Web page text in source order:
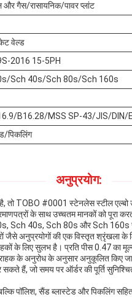
और गैस/रासायनिक/पावर प्लांट
वेल्ड
2016 15-5PH
Sch 40s/Sch 80s/Sch 160s
B16.28/MSS SP-43/JIS/DIN/
पिकलिंग
अनुप्रयोग:
TOBO #0001 स्टेनलेस स्टील एल्बो
के साथ उच्चतम मानकों को पूरा
40s, Sch 80s और Sch 160s
जैसे अनुप्रयोगों की एक विस्तृत श्रृंखला के
के लिए सुलभ है। प्रति पीस 0.47 का
के अनुरोध के अनुसार अनुकूलित किए
सकते हैं, जो समय पर ऑर्डर की पूर्ति
पॉलिश, सैंड ब्लास्टेड और पिकलिंग सहित